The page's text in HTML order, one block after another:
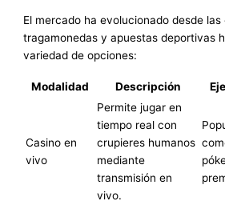
El mercado ha evolucionado desde
tragamonedas y apuestas deportivas
variedad de opciones:
Modalidad Descripción
Casino en
vivo
Permite jugar en
tiempo real con
crupieres humanos
mediante
transmisión en
vivo.